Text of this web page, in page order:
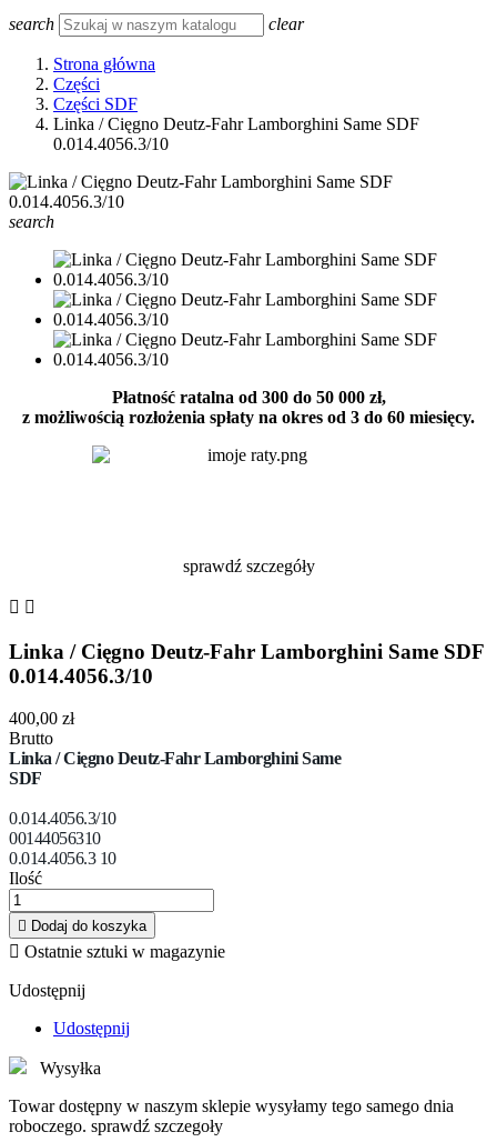
search clear
Strona główna
Części
Części SDF
Linka / Cięgno Deutz-Fahr Lamborghini Same SDF
0.014.4056.3/10
search
Płatność ratalna od 300 do 50 000 zł,
z możliwością rozłożenia spłaty na okres od 3 do 60 miesięcy.
sprawdź szczegóły
 
Linka / Cięgno Deutz-Fahr Lamborghini Same SDF
0.014.4056.3/10
400,00 zł
Brutto
Linka / CięgnoDeutz-Fahr Lamborghini Same
SDF
0.014.4056.3/10
00144056310
0.014.4056.3 10
Ilość
 Dodaj do koszyka
 Ostatnie sztuki w magazynie
Udostępnij
Udostępnij
Wysyłka
Towar dostępny w naszym sklepie wysyłamy tego samego dnia
roboczego. sprawdź szczegoły